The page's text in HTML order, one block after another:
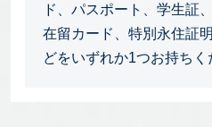
ド、パスポート、学生証
在留カード、特別永住証
どをいずれか1つお持ちく